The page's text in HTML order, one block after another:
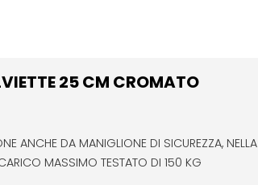
25 CM CROMATO
ANCHE DA MANIGLIONE DI SICUREZZA, NELLA
MASSIMO TESTATO DI 150 KG